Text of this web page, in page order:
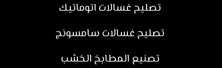
تصليح غسالات اتوماتيك
تصليح غسالات سامسونج
تصنيع المطابخ الخشب